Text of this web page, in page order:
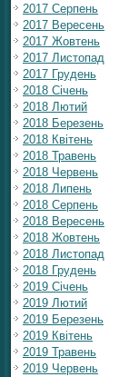
2017 Серпень
2017 Вересень
2017 Жовтень
2017 Листопад
2017 Грудень
2018 Січень
2018 Лютий
2018 Березень
2018 Квітень
2018 Травень
2018 Червень
2018 Липень
2018 Серпень
2018 Вересень
2018 Жовтень
2018 Листопад
2018 Грудень
2019 Січень
2019 Лютий
2019 Березень
2019 Квітень
2019 Травень
2019 Червень